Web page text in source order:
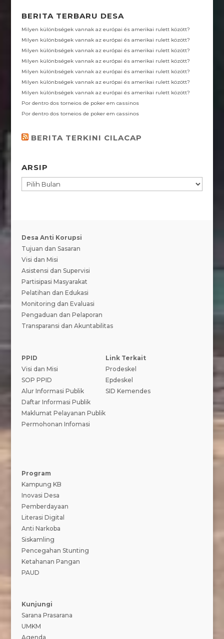
BERITA TERBARU DESA
Milyen különbségek vannak az európai és amerikai rulett között?
Milyen különbségek vannak az európai és amerikai rulett között?
Milyen különbségek vannak az európai és amerikai rulett között?
Milyen különbségek vannak az európai és amerikai rulett között?
Milyen különbségek vannak az európai és amerikai rulett között?
Milyen különbségek vannak az európai és amerikai rulett között?
Milyen különbségek vannak az európai és amerikai rulett között?
Por dentro dos torneios de poker em cassinos
Por dentro dos torneios de poker em cassinos
BERITA TERKINI CILACAP
ARSIP
ARSIP
Desa Anti Korupsi
Tujuan dan Sasaran
Visi dan Misi
Asistensi dan Supervisi
Partisipasi Masyarakat
Pelatihan dan Edukasi
Monitoring dan Evaluasi
Pengaduan dan Pelaporan
Transparansi dan Akuntabilitas
PPID
Visi dan Misi
SOP PPID
Alur Informasi Publik
Daftar Informasi Publik
Maklumat Pelayanan Publik
Permohonan Infomasi
Link Terkait
Prodeskel
Epdeskel
SID Kemendes
Program
Kampung KB
Inovasi Desa
Pemberdayaan
Literasi Digital
Anti Narkoba
Siskamling
Pencegahan Stunting
Ketahanan Pangan
PAUD
Kunjungi
Sarana Prasarana
UMKM
Agenda